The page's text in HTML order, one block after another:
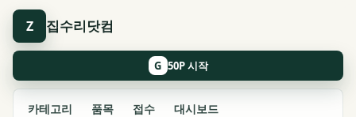
Z 집수리닷컴
카테고리 품목 접수 대시보드
G